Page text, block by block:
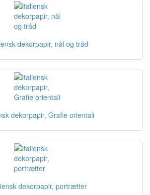
dekorpapir, nål og tråd
dekorpapir, Grafie orientali
dekorpapir, portrætter